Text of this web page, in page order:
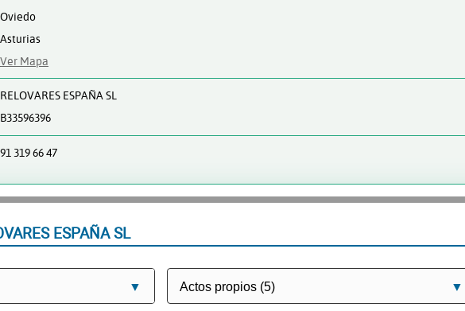
Oviedo
Asturias
Ver Mapa
RELOVARES ESPAÑA SL
B33596396
91 319 66 47
ESPAÑA SL